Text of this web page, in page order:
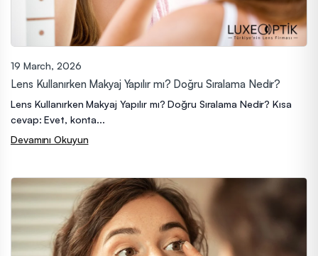
19 March, 2026
Lens Kullanırken Makyaj Yapılır mı? Doğru Sıralama Nedir?
Lens Kullanırken Makyaj Yapılır mı? Doğru Sıralama Nedir? Kısa
cevap: Evet, konta...
Devamını Okuyun